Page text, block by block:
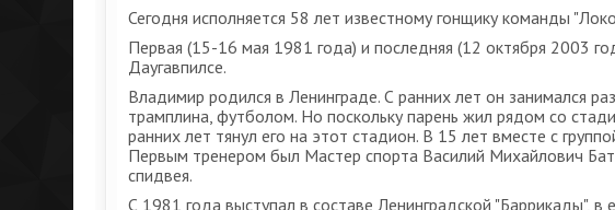
Сегодня исполняется 58 лет известному гонщику команды
Первая (15-16 мая 1981 года) и последняя (12 октября 2003
Даугавпилсе.
Владимир родился в Ленинграде. С ранних лет он занимался
трамплина, футболом. Но поскольку парень жил рядом со
ранних лет тянул его на этот стадион. В 15 лет вместе с
Первым тренером был Мастер спорта Василий Михайлович
спидвея.
С 1981 года выступал в составе Ленинградской "Баррикады",